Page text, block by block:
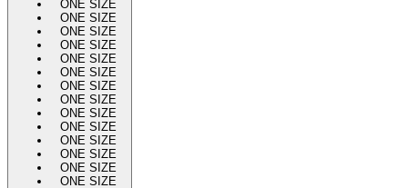
ONE SIZE
ONE SIZE
ONE SIZE
ONE SIZE
ONE SIZE
ONE SIZE
ONE SIZE
ONE SIZE
ONE SIZE
ONE SIZE
ONE SIZE
ONE SIZE
ONE SIZE
ONE SIZE